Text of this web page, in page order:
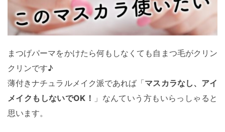
まつげパーマをかけたら何もしなくても自まつ毛がクリン
クリンです♪
薄付きナチュラルメイク派であれば「マスカラなし、アイ
メイクもしないでOK！ 」なんていう方もいらっしゃると
思います。